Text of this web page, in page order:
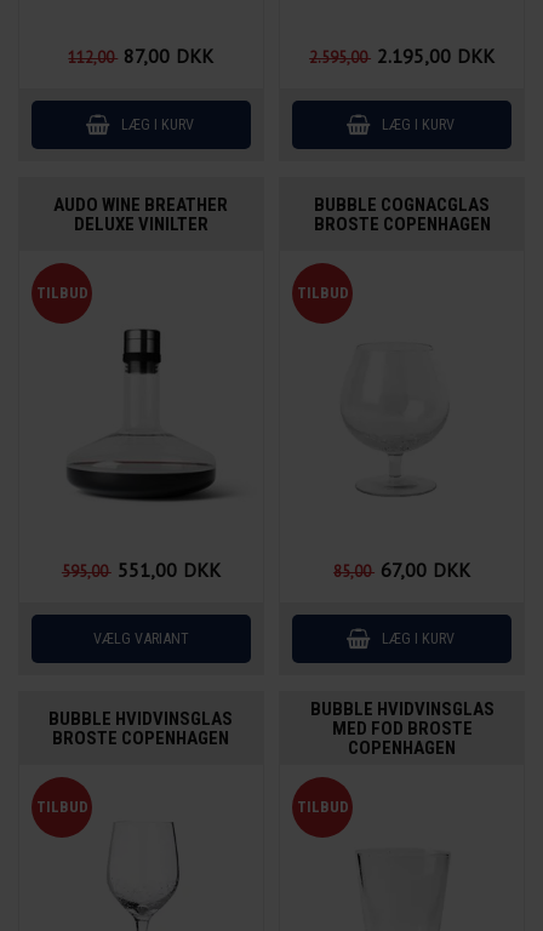
112,00 87,00 DKK 2.595,00 2.195,00 DKK
AUDO WINE BREATHER
DELUXE VINILTER
595,00 551,00 DKK
BUBBLE COGNACGLAS
BROSTE COPENHAGEN
85,00 67,00 DKK
BUBBLE HVIDVINSGLAS
BROSTE COPENHAGEN
BUBBLE HVIDVINSGLAS
MED FOD BROSTE
COPENHAGEN